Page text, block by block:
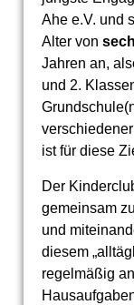
Ahe e.V. und
Alter von
Jahren an,
und 2.
ist für diese
Der
gemeinsam
und
diesem
regelmäßig